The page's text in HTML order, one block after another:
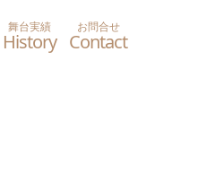
舞台実績 お問合せ